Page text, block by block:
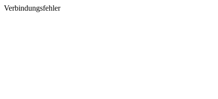
Verbindungsfehler